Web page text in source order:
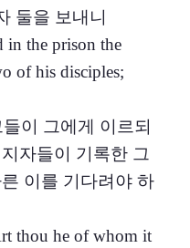
둘을 보내니
in the prison the
of his disciples;
이 그에게 이르되
자들이 기록한 그
이를 기다려야 하
thou he of whom it